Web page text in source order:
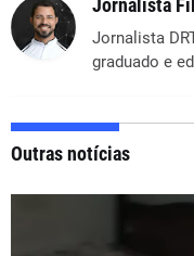
Jornalista
Jornalista
graduado e
Outras notícias